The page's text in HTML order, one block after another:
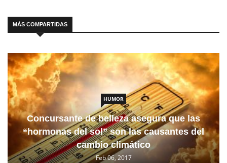
MÁS COMPARTIDAS
HUMOR
Concursante de belleza asegura que las
“hormonas del sol” son las causantes del
cambio climático
Feb 06, 2017